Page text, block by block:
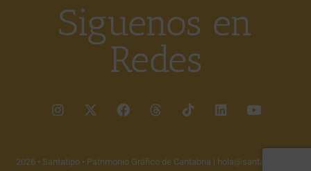
Siguenos en
Redes
2026 • Santatipo • Patrimonio Gráfico de Cantabria | hola@santatipo.es